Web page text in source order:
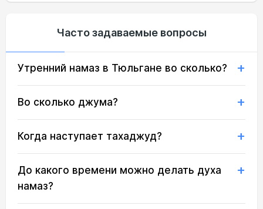
16, Вс 03:54 06:00 13:20 17:19 20:39 22:34
17, Пн 03:57 06:01 22:31
03:59 06:03 13:19 17:17 20:35 22:28
20, Чт 04:05 06:06 13:19 17:14 20:30 22:22
21, Пт 04:07 06:08 13:19 17:13 20:28 22:19
Часто задаваемые вопросы
Утренний намаз в Тюльгане во сколько?
Во сколько джума?
Когда наступает тахаджуд?
До какого времени можно делать духа
намаз?